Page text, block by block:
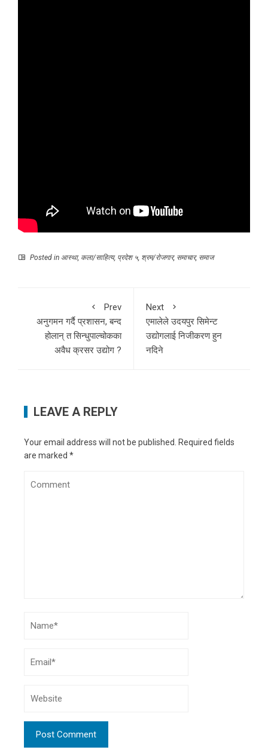
Posted in आस्था, कला/साहित्य, प्रदेश ५ श्रम/रोजगार, समाचार, समाज
Prev
अनुगमन गर्दै प्रशासन, बन्द
होलान् त सिन्धुपाल्चोकका
अवैध क्रसर उद्योग ?
Next
एमालेले उदयपुर सिमेन्ट
उद्योगलाई निजीकरण हुन
नदिने
LEAVE A REPLY
Your email address will not be published.
Required fields
are marked *